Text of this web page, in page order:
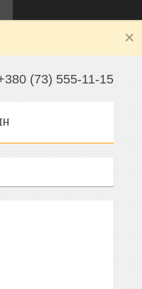
(73) 555-11-15